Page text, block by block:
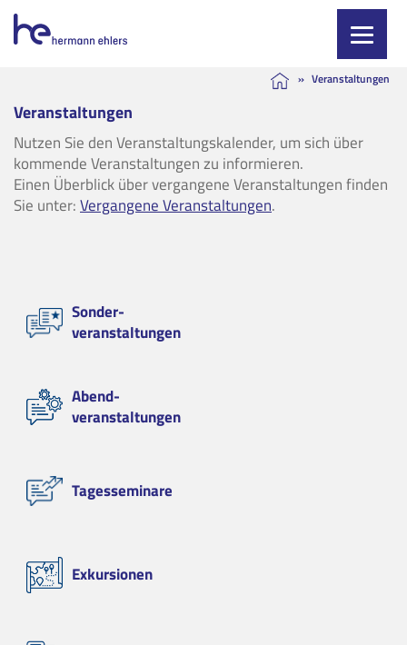
content
» Veranstaltungen
Veranstaltungen
Nutzen Sie den Veranstaltungskalender, um sich über
kommende Veranstaltungen zu informieren.
Einen Überblick über vergangene Veranstaltungen finden
Sie unter:Vergangene Veranstaltungen.
Sonder-
veranstaltungen
Abend-
veranstaltungen
Tagesseminare
Exkursionen